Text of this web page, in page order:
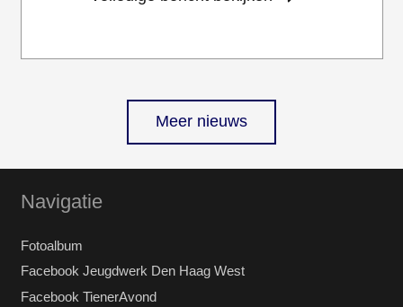
Meer nieuws
Navigatie
Fotoalbum
Facebook Jeugdwerk Den Haag West
Facebook TienerAvond